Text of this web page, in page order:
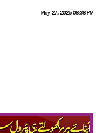
May 27, 2025 08:38 PM